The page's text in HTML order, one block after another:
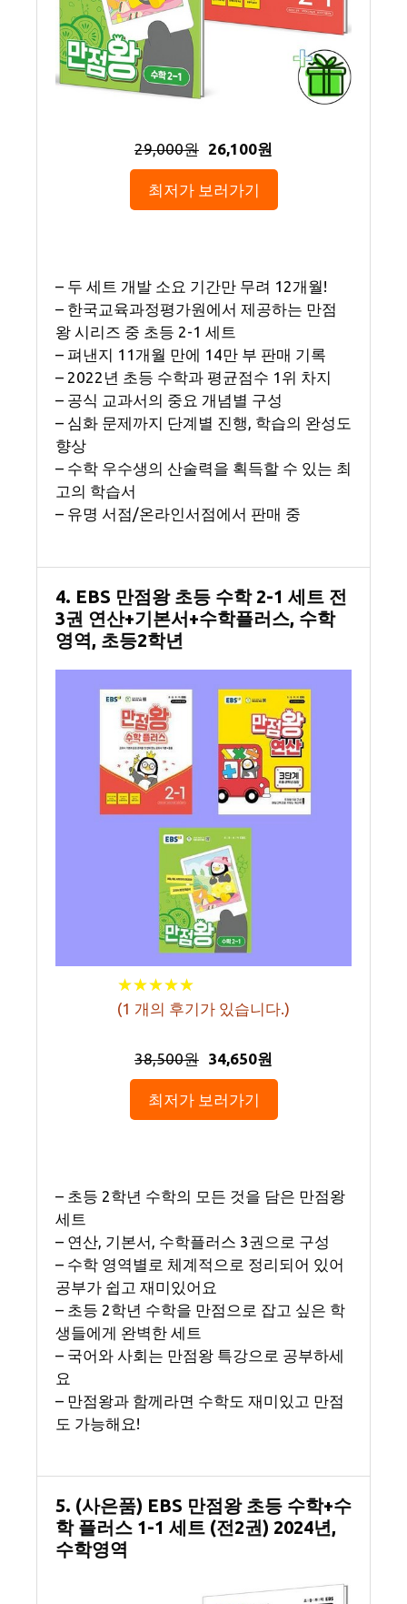
29,000원 26,100원
최저가 보러가기
– 두 세트 개발 소요 기간만 무려 12개월!
– 한국교육과정평가원에서 제공하는 만점
왕 시리즈 중 초등 2-1 세트
– 펴낸지 11개월 만에 14만 부 판매 기록
– 2022년 초등 수학과 평균점수 1위 차지
– 공식 교과서의 중요 개념별 구성
– 심화 문제까지 단계별 진행, 학습의 완성도
향상
– 수학 우수생의 산술력을 획득할 수 있는 최
고의 학습서
– 유명 서점/온라인서점에서 판매 중
4. EBS 만점왕 초등 수학 2-1 세트 전
3권 연산+기본서+수학플러스, 수학
영역, 초등2학년
★★★★★
★★★★★
(1 개의 후기가 있습니다.)
38,500원 34,650원
최저가 보러가기
– 초등 2학년 수학의 모든 것을 담은 만점왕
세트
– 연산, 기본서, 수학플러스 3권으로 구성
– 수학 영역별로 체계적으로 정리되어 있어
공부가 쉽고 재미있어요
– 초등 2학년 수학을 만점으로 잡고 싶은 학
생들에게 완벽한 세트
– 국어와 사회는 만점왕 특강으로 공부하세
요
– 만점왕과 함께라면 수학도 재미있고 만점
도 가능해요!
5. (사은품) EBS 만점왕 초등 수학+수
학 플러스 1-1 세트 (전2권) 2024년,
수학영역